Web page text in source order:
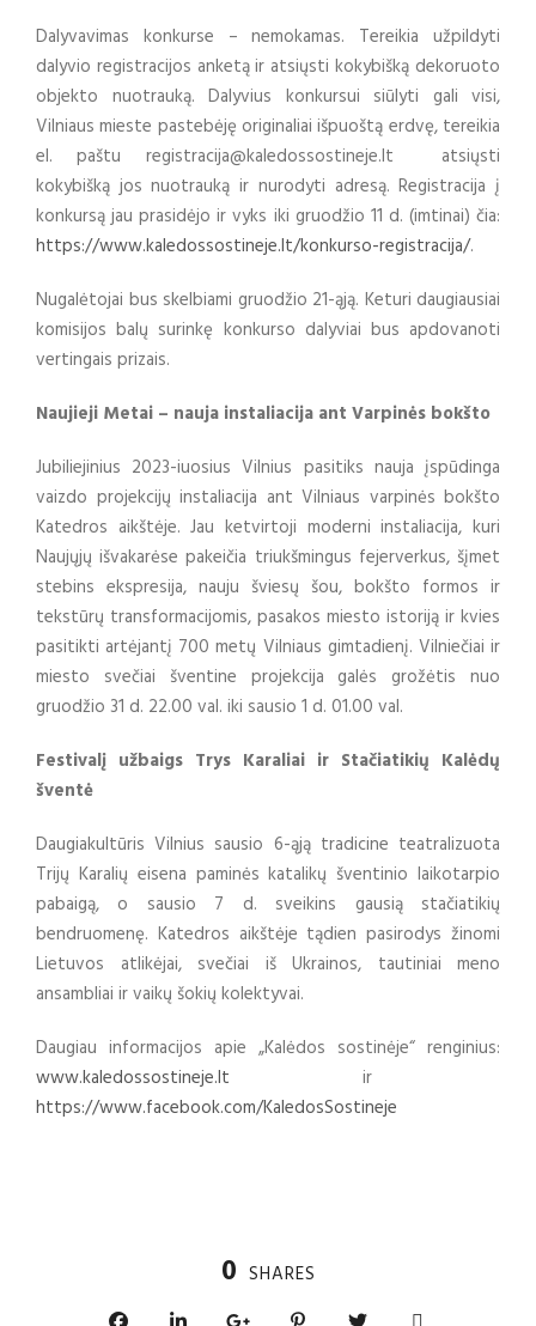
Dalyvavimas konkurse – nemokamas. Tereikia užpildyti
dalyvio registracijos anketą ir atsiųsti kokybišką dekoruoto
objekto nuotrauką. Dalyvius konkursui siūlyti gali visi,
Vilniaus mieste pastebėję originaliai išpuoštą erdvę, tereikia
el. paštu registracija@kaledossostineje.lt atsiųsti
kokybišką jos nuotrauką ir nurodyti adresą. Registracija į
konkursą jau prasidėjo ir vyks iki gruodžio 11 d. (imtinai) čia:
https://www.kaledossostineje.lt/konkurso-registracija/.
Nugalėtojai bus skelbiami gruodžio 21-ąją. Keturi daugiausiai
komisijos balų surinkę konkurso dalyviai bus apdovanoti
vertingais prizais.
Naujieji Metai – nauja instaliacija ant Varpinės bokšto
Jubiliejinius 2023-iuosius Vilnius pasitiks nauja įspūdinga
vaizdo projekcijų instaliacija ant Vilniaus varpinės bokšto
Katedros aikštėje. Jau ketvirtoji moderni instaliacija, kuri
Naujųjų išvakarėse pakeičia triukšmingus fejerverkus, šįmet
stebins ekspresija, nauju šviesų šou, bokšto formos ir
tekstūrų transformacijomis, pasakos miesto istoriją ir kvies
pasitikti artėjantį 700 metų Vilniaus gimtadienį. Vilniečiai ir
miesto svečiai šventine projekcija galės grožėtis nuo
gruodžio 31 d. 22.00 val. iki sausio 1 d. 01.00 val.
Festivalį užbaigs Trys Karaliai ir Stačiatikių Kalėdų
šventė
Daugiakultūris Vilnius sausio 6-ąją tradicine teatralizuota
Trijų Karalių eisena paminės katalikų šventinio laikotarpio
pabaigą, o sausio 7 d. sveikins gausią stačiatikių
bendruomenę. Katedros aikštėje tądien pasirodys žinomi
Lietuvos atlikėjai, svečiai iš Ukrainos, tautiniai meno
ansambliai ir vaikų šokių kolektyvai.
Daugiau informacijos apie „Kalėdos sostinėje“ renginius:
www.kaledossostineje.lt ir
https://www.facebook.com/KaledosSostineje
0 SHARES